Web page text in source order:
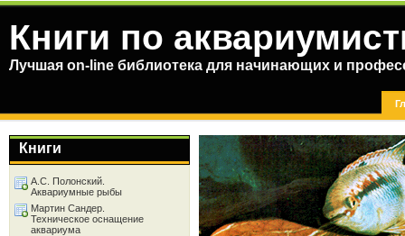
Книги по
Лучшая on-line библиотека для начинающих и
Книги
А.С. Полонский.
Аквариумные рыбы
Мартин Сандер.
Техническое оснащение
аквариума